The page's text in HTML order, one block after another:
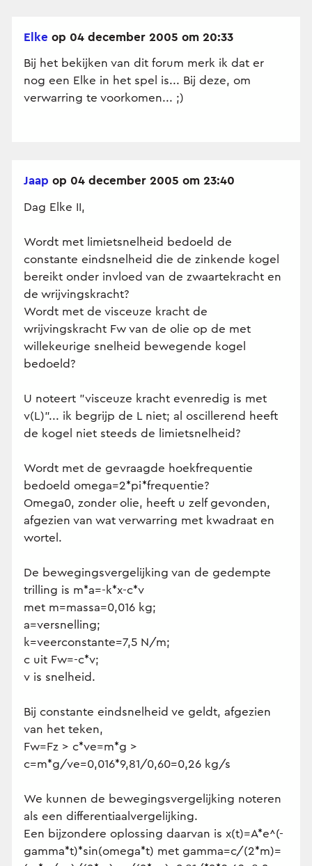
Elke op 04 december 2005 om 20:33
Bij het bekijken van dit forum merk ik dat er
nog een Elke in het spel is... Bij deze, om
verwarring te voorkomen... ;)
Jaap op 04 december 2005 om 23:40
Dag Elke II,
Wordt met limietsnelheid bedoeld de
constante eindsnelheid die de zinkende kogel
bereikt onder invloed van de zwaartekracht en
de wrijvingskracht?
Wordt met de visceuze kracht de
wrijvingskracht Fw van de olie op de met
willekeurige snelheid bewegende kogel
bedoeld?
U noteert "visceuze kracht evenredig is met
v(L)"... ik begrijp de L niet; al oscillerend heeft
de kogel niet steeds de limietsnelheid?
Wordt met de gevraagde hoekfrequentie
bedoeld omega=2*pi*frequentie?
Omega0, zonder olie, heeft u zelf gevonden,
afgezien van wat verwarring met kwadraat en
wortel.
De bewegingsvergelijking van de gedempte
trilling is m*a=-k*x-c*v
met m=massa=0,016 kg;
a=versnelling;
k=veerconstante=7,5 N/m;
c uit Fw=-c*v;
v is snelheid.
Bij constante eindsnelheid ve geldt, afgezien
van het teken,
Fw=Fz > c*ve=m*g >
c=m*g/ve=0,016*9,81/0,60=0,26 kg/s
We kunnen de bewegingsvergelijking noteren
als een differentiaalvergelijking.
Een bijzondere oplossing daarvan is x(t)=A*e^(-
gamma*t)*sin(omega*t) met gamma=c/(2*m)=